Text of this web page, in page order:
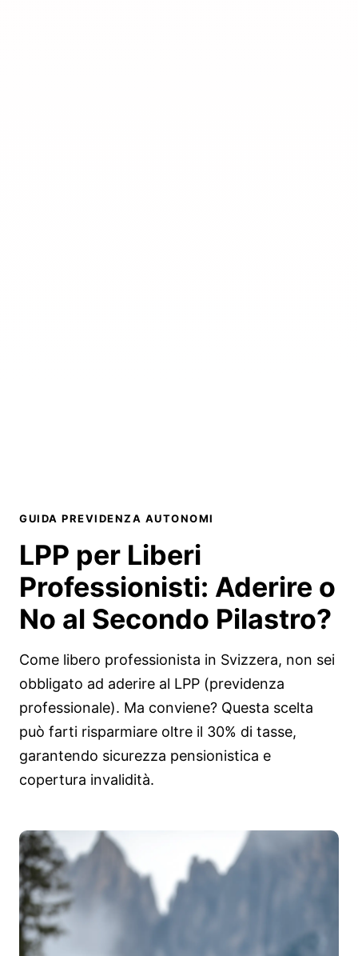
GUIDA PREVIDENZA AUTONOMI
LPP per Liberi
Professionisti: Aderire o
No al Secondo Pilastro?
Come libero professionista in Svizzera, non sei
obbligato ad aderire al LPP (previdenza
professionale). Ma conviene? Questa scelta
può farti risparmiare oltre il 30% di tasse,
garantendo sicurezza pensionistica e
copertura invalidità.